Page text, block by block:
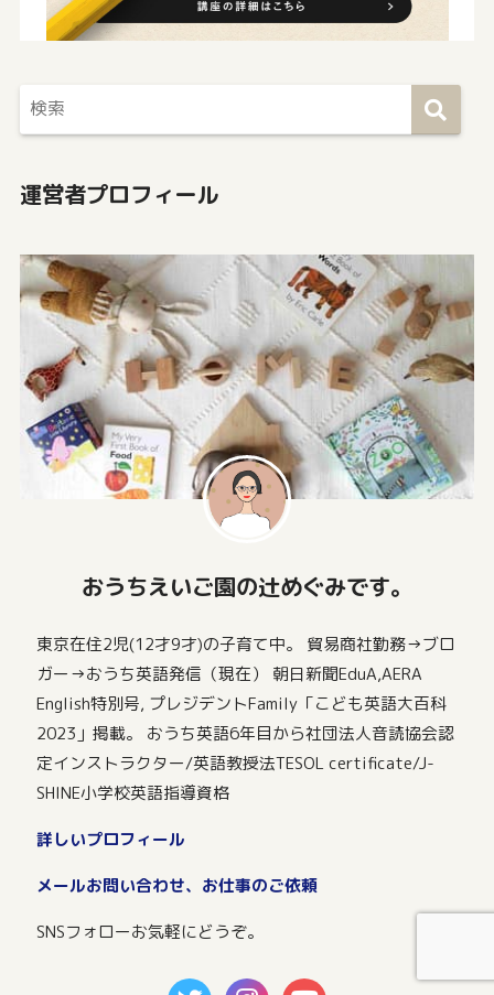
運営者プロフィール
おうちえいご園の辻めぐみです。
東京在住2児(12才9才)の子育て中。 貿易商社勤務→ブロ
ガー→おうち英語発信（現在） 朝日新聞EduA,AERA
English特別号, プレジデントFamily「こども英語大百科
2023」掲載。 おうち英語6年目から社団法人音読協会認
定インストラクター/英語教授法TESOL certificate/J-
SHINE小学校英語指導資格
詳しいプロフィール
メールお問い合わせ、お仕事のご依頼
SNSフォローお気軽にどうぞ。